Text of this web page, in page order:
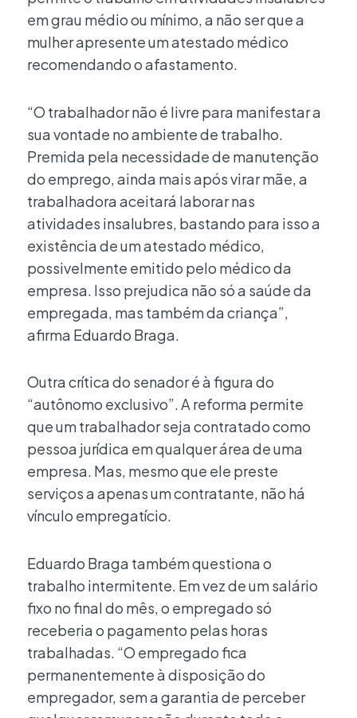
em grau médio ou mínimo, a não ser que a
mulher apresente um atestado médico
recomendando o afastamento.
“O trabalhador não é livre para manifestar a
sua vontade no ambiente de trabalho.
Premida pela necessidade de manutenção
do emprego, ainda mais após virar mãe, a
trabalhadora aceitará laborar nas
atividades insalubres, bastando para isso a
existência de um atestado médico,
possivelmente emitido pelo médico da
empresa. Isso prejudica não só a saúde da
empregada, mas também da criança”,
afirma Eduardo Braga.
Outra crítica do senador é à figura do
“autônomo exclusivo”. A reforma permite
que um trabalhador seja contratado como
pessoa jurídica em qualquer área de uma
empresa. Mas, mesmo que ele preste
serviços a apenas um contratante, não há
vínculo empregatício.
Eduardo Braga também questiona o
trabalho intermitente. Em vez de um salário
fixo no final do mês, o empregado só
receberia o pagamento pelas horas
trabalhadas. “O empregado fica
permanentemente à disposição do
empregador, sem a garantia de perceber